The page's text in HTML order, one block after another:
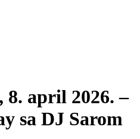
8. april 2026. –
sa DJ Sarom